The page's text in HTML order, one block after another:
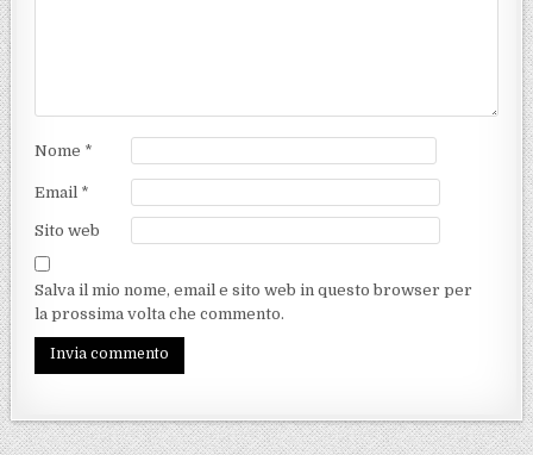
Nome *
Email *
Sito web
Salva il mio nome, email e sito web in questo browser per
la prossima volta che commento.